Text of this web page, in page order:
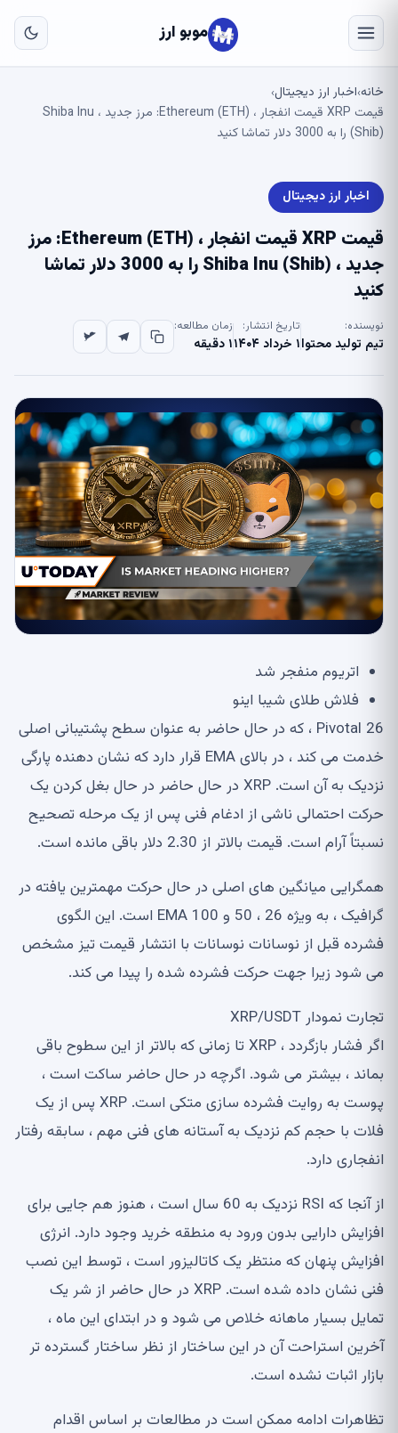
موبو ارز
خانه›اخبار ارز دیجیتال›
قیمت XRP قیمت انفجار ، Ethereum (ETH): مرز جدید ، Shiba Inu
(Shib) را به 3000 دلار تماشا کنید
اخبار ارز دیجیتال
قیمت XRP قیمت انفجار ، Ethereum (ETH): مرز
جدید ، Shiba Inu (Shib) را به 3000 دلار تماشا
کنید
نویسنده:
تیم تولید محتوا
تاریخ انتشار:
۱ خرداد ۱۴۰۴
زمان مطالعه:
۱ دقیقه
اتریوم منفجر شد
فلاش طلای شیبا اینو
Pivotal 26 ، که در حال حاضر به عنوان سطح پشتیبانی اصلی
خدمت می کند ، در بالای EMA قرار دارد که نشان دهنده پارگی
نزدیک به آن است. XRP در حال حاضر در حال بغل کردن یک
حرکت احتمالی ناشی از ادغام فنی پس از یک مرحله تصحیح
نسبتاً آرام است. قیمت بالاتر از 2.30 دلار باقی مانده است.
همگرایی میانگین های اصلی در حال حرکت مهمترین یافته در
گرافیک ، به ویژه 26 ، 50 و 100 EMA است. این الگوی
فشرده قبل از نوسانات نوسانات با انتشار قیمت تیز مشخص
می شود زیرا جهت حرکت فشرده شده را پیدا می کند.
تجارت نمودار XRP/USDT
اگر فشار بازگردد ، XRP تا زمانی که بالاتر از این سطوح باقی
بماند ، بیشتر می شود. اگرچه در حال حاضر ساکت است ،
پوست به روایت فشرده سازی متکی است. XRP پس از یک
فلات با حجم کم نزدیک به آستانه های فنی مهم ، سابقه رفتار
انفجاری دارد.
از آنجا که RSI نزدیک به 60 سال است ، هنوز هم جایی برای
افزایش دارایی بدون ورود به منطقه خرید وجود دارد. انرژی
افزایش پنهان که منتظر یک کاتالیزور است ، توسط این نصب
فنی نشان داده شده است. XRP در حال حاضر از شر یک
تمایل بسیار ماهانه خلاص می شود و در ابتدای این ماه ،
آخرین استراحت آن در این ساختار از نظر ساختار گسترده تر
بازار اثبات نشده است.
تظاهرات ادامه ممکن است در مطالعات بر اساس اقدام